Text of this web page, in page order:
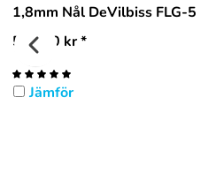
1,8mm Nål DeVilbiss FLG-5
596,00 kr*
Jämför